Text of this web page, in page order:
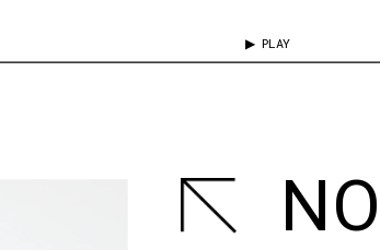
▶ PLAY